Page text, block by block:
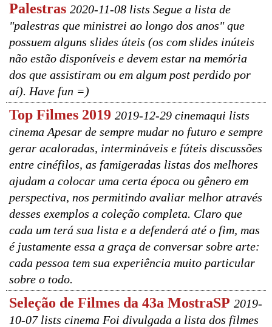
Palestras 2020-11-08 lists Segue a lista de
"palestras que ministrei ao longo dos anos" que
possuem alguns slides úteis (os com slides inúteis
não estão disponíveis e devem estar na memória
dos que assistiram ou em algum post perdido por
aí). Have fun =)
Top Filmes 2019 2019-12-29 cinemaqui lists
cinema Apesar de sempre mudar no futuro e sempre
gerar acaloradas, intermináveis e fúteis discussões
entre cinéfilos, as famigeradas listas dos melhores
ajudam a colocar uma certa época ou gênero em
perspectiva, nos permitindo avaliar melhor através
desses exemplos a coleção completa. Claro que
cada um terá sua lista e a defenderá até o fim, mas
é justamente essa a graça de conversar sobre arte:
cada pessoa tem sua experiência muito particular
sobre o todo.
Seleção de Filmes da 43a MostraSP 2019-
10-07 lists cinema Foi divulgada a lista dos filmes